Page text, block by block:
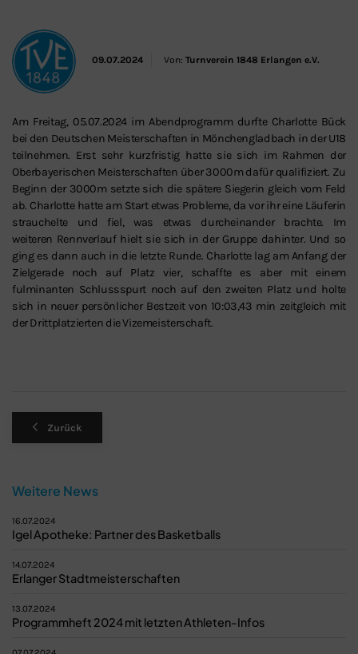
09.07.2024 Von: Turnverein 1848 Erlangen e.V.
Am Freitag, 05.07.2024 im Abendprogramm durfte Charlotte Bück
bei den Deutschen Meisterschaften in Mönchengladbach in der U18
teilnehmen. Erst sehr kurzfristig hatte sie sich im Rahmen der
Oberbayerischen Meisterschaften über 3000m dafür qualifiziert. Zu
Beginn der 3000m setzte sich die spätere Siegerin gleich vom Feld
ab. Charlotte hatte am Start etwas Probleme, da vor ihr eine Läuferin
strauchelte und fiel, was etwas durcheinander brachte. Im
weiteren Rennverlauf hielt sie sich in der Gruppe dahinter. Und so
ging es dann auch in die letzte Runde. Charlotte lag am Anfang der
Zielgerade noch auf Platz vier, schaffte es aber mit einem
fulminanten Schlussspurt noch auf den zweiten Platz und holte
sich in neuer persönlicher Bestzeit von 10:03,43 min zeitgleich mit
der Drittplatzierten die Vizemeisterschaft.
Zurück
Weitere News
16.07.2024
Igel Apotheke: Partner des Basketballs
14.07.2024
Erlanger Stadtmeisterschaften
13.07.2024
Programmheft 2024 mit letzten Athleten-Infos